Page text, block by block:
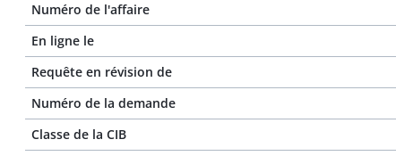
Numéro de l'affaire
En ligne le
Requête en révision de
Numéro de la demande
Classe de la CIB